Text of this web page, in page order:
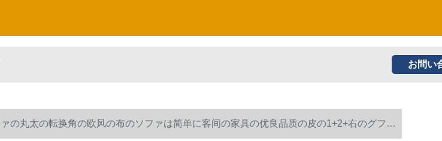
お問い
の丸太の転换角の欧风の布のソファは简单に客间の家具の优良品质の皮の1+2+右のグフを